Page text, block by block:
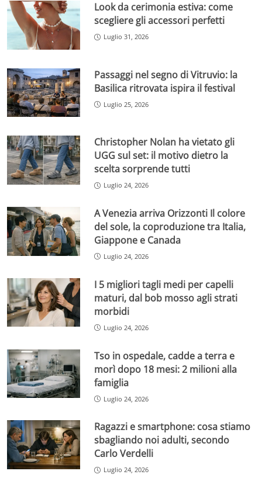
Look da cerimonia estiva: come
scegliere gli accessori perfetti
Luglio 31, 2026
Passaggi nel segno di Vitruvio: la
Basilica ritrovata ispira il festival
Luglio 25, 2026
Christopher Nolan ha vietato gli
UGG sul set: il motivo dietro la
scelta sorprende tutti
Luglio 24, 2026
A Venezia arriva Orizzonti Il colore
del sole, la coproduzione tra Italia,
Giappone e Canada
Luglio 24, 2026
I 5 migliori tagli medi per capelli
maturi, dal bob mosso agli strati
morbidi
Luglio 24, 2026
Tso in ospedale, cadde a terra e
morì dopo 18 mesi: 2 milioni alla
famiglia
Luglio 24, 2026
Ragazzi e smartphone: cosa stiamo
sbagliando noi adulti, secondo
Carlo Verdelli
Luglio 24, 2026